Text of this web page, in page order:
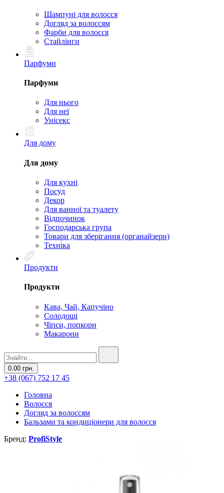
Шампуні для волосся
Догляд за волоссям
Фарби для волосся
Стайлінги
Парфуми
Парфуми
Для нього
Для неї
Унісекс
Для дому
Для дому
Для кухні
Посуд
Декор
Для ванної та туалету
Відпочинок
Господарська група
Товари для зберігання (органайзери)
Техніка
Продукти
Продукти
Кава, Чай, Капучіно
Солодощі
Чіпси, попкорн
Макарони
0.00 грн.
+38 (067) 752 17 45
Головна
Волосся
Догляд за волоссям
Бальзами та кондиціонери для волосся
Бренд: ProfiStyle